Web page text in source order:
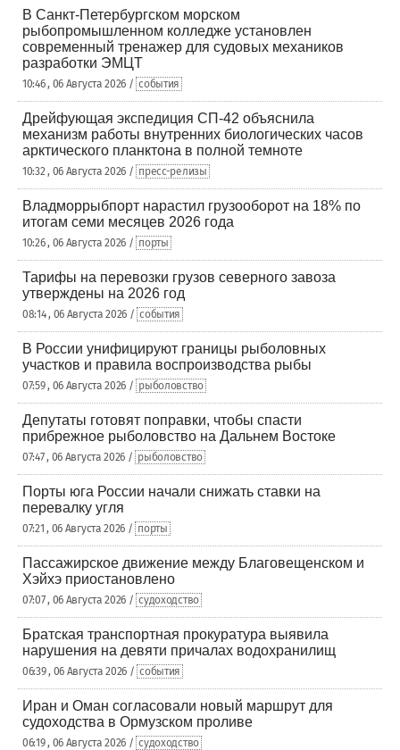
В Санкт-Петербургском морском
рыбопромышленном колледже установлен
современный тренажер для судовых механиков
разработки ЭМЦТ
10:46 , 06 Августа 2026 / события
Дрейфующая экспедиция СП-42 объяснила
механизм работы внутренних биологических часов
арктического планктона в полной темноте
10:32 , 06 Августа 2026 / пресс-релизы
Владморрыбпорт нарастил грузооборот на 18% по
итогам семи месяцев 2026 года
10:26 , 06 Августа 2026 / порты
Тарифы на перевозки грузов северного завоза
утверждены на 2026 год
08:14 , 06 Августа 2026 / события
В России унифицируют границы рыболовных
участков и правила воспроизводства рыбы
07:59 , 06 Августа 2026 / рыболовство
Депутаты готовят поправки, чтобы спасти
прибрежное рыболовство на Дальнем Востоке
07:47 , 06 Августа 2026 / рыболовство
Порты юга России начали снижать ставки на
перевалку угля
07:21 , 06 Августа 2026 / порты
Пассажирское движение между Благовещенском и
Хэйхэ приостановлено
07:07 , 06 Августа 2026 / судоходство
Братская транспортная прокуратура выявила
нарушения на девяти причалах водохранилищ
06:39 , 06 Августа 2026 / события
Иран и Оман согласовали новый маршрут для
судоходства в Ормузском проливе
06:19 , 06 Августа 2026 / судоходство